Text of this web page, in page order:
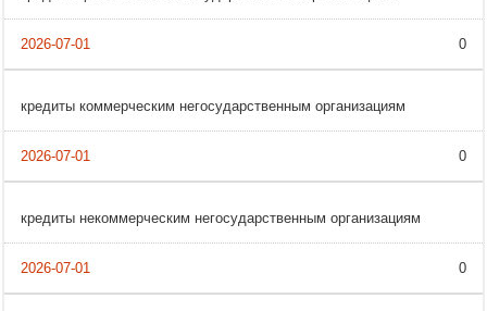
0
кредиты коммерческим негосударственным организациям
0
кредиты некоммерческим негосударственным организациям
0